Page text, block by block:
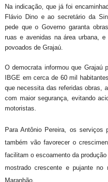
Na indicação, que já foi
Flávio Dino e ao secretário da
pede que o Governo garanta
ruas e avenidas na área urbana,
povoados de Grajaú.
O democrata informou que Grajaú
IBGE em cerca de 60 mil
que necessita das referidas obras,
com maior segurança, evitando
motoristas.
Para Antônio Pereira, os serviços
também vão favorecer o
facilitam o escoamento da
mostrado crescente e pujante no
Maranhão.